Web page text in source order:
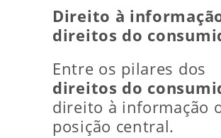
Direito à
direitos do
Entre os pilares dos
direitos do
direito à informação
posição central.